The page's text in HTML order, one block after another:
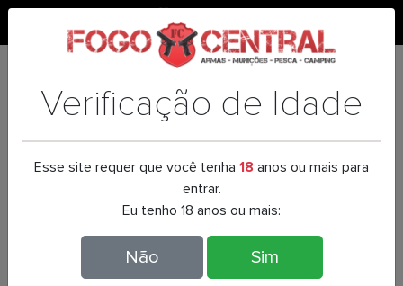
LUNETA VECTOR 6-24X50 HUGO
Verificação de Idade
Esse site requer que você tenha 18 anos ou mais para
entrar.
Eu tenho 18 anos ou mais:
Não Sim